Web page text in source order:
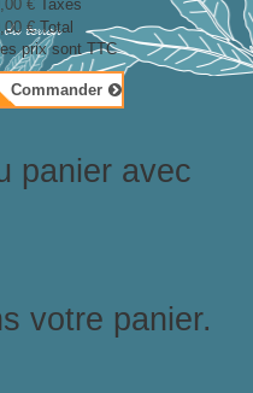
du terroir
€ Taxes
€ Total
prix sont TTC
Commander
panier avec
votre panier.